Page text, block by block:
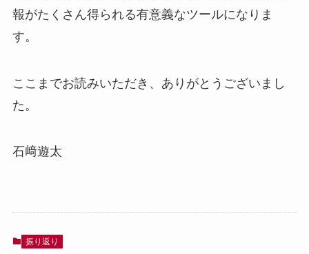
報がたくさん得られる有意義なツールになりま
す。
ここまでお読みいただき、ありがとうございまし
た。
石﨑遊太
振り返り